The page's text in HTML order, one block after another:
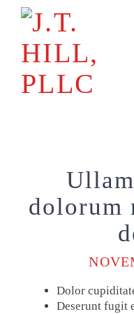
dolorum
Dolor
Deserunt fugit